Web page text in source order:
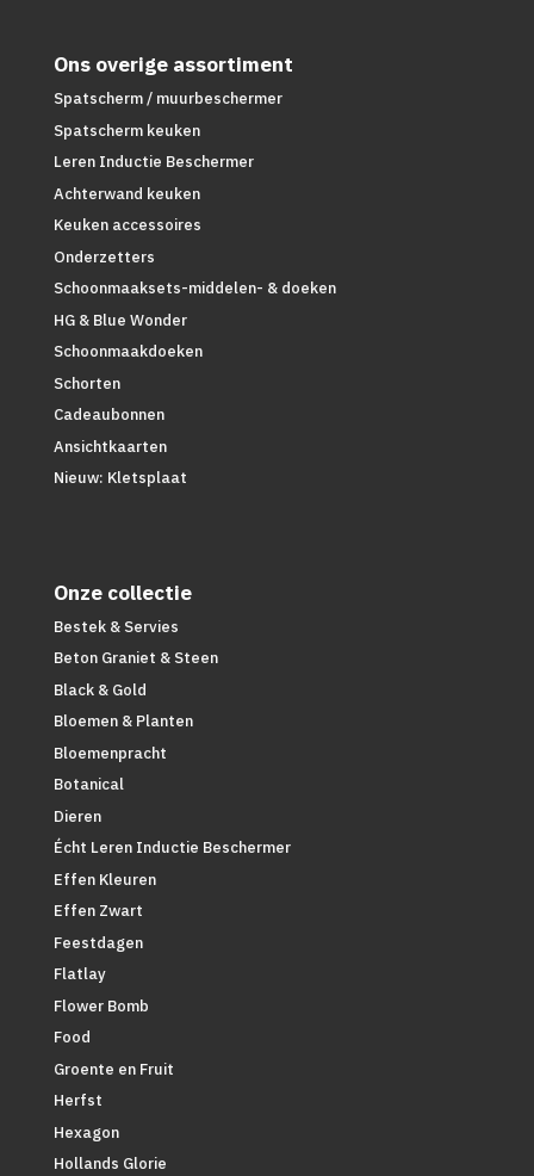
Ons overige assortiment
Spatscherm / muurbeschermer
Spatscherm keuken
Leren Inductie Beschermer
Achterwand keuken
Keuken accessoires
Onderzetters
Schoonmaaksets-middelen- & doeken
HG & Blue Wonder
Schoonmaakdoeken
Schorten
Cadeaubonnen
Ansichtkaarten
Nieuw: Kletsplaat
Onze collectie
Bestek & Servies
Beton Graniet & Steen
Black & Gold
Bloemen & Planten
Bloemenpracht
Botanical
Dieren
Écht Leren Inductie Beschermer
Effen Kleuren
Effen Zwart
Feestdagen
Flatlay
Flower Bomb
Food
Groente en Fruit
Herfst
Hexagon
Hollands Glorie